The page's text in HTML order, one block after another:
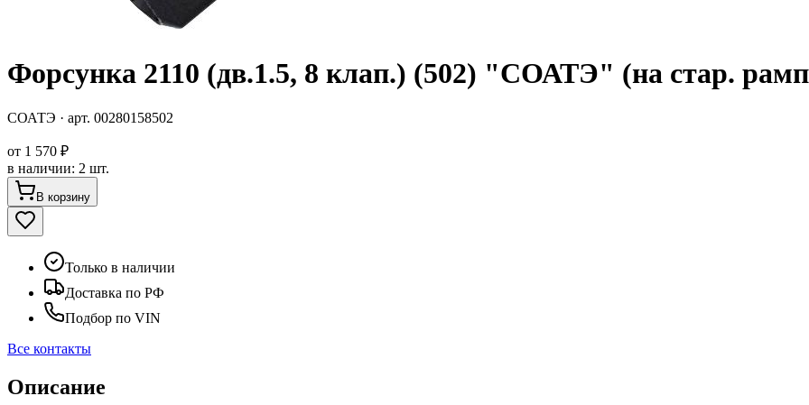
Форсунка 2110 (дв.1.5, 8 клап.) (502) "СОАТЭ" (на стар.
СОАТЭ · арт. 00280158502
от 1 570 ₽
в наличии: 2 шт.
В корзину
Только в наличии
Доставка по РФ
Подбор по VIN
Все контакты
Описание